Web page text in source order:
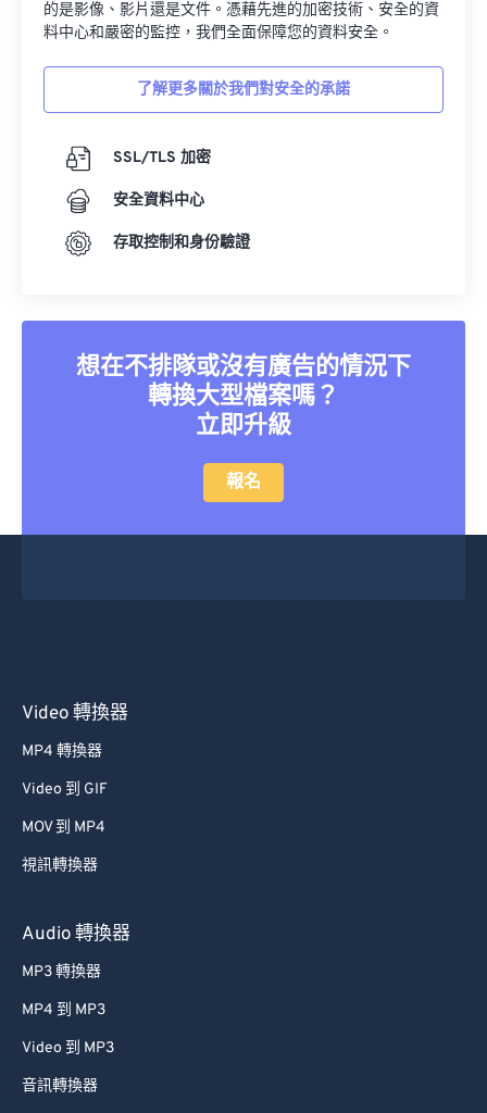
的是影像、影片還是文件。憑藉先進的加密技術、安全的資
料中心和嚴密的監控，我們全面保障您的資料安全。
了解更多關於我們對安全的承諾
SSL/TLS 加密
安全資料中心
存取控制和身份驗證
想在不排隊或沒有廣告的情況下
轉換大型檔案嗎？
立即升級
報名
Video 轉換器
MP4 轉換器
Video 到 GIF
MOV 到 MP4
視訊轉換器
Audio 轉換器
MP3 轉換器
MP4 到 MP3
Video 到 MP3
音訊轉換器